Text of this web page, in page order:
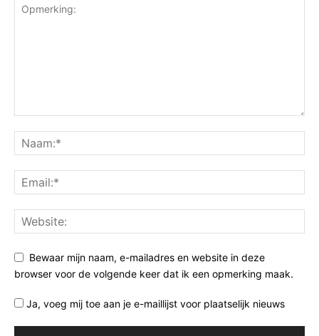
Bewaar mijn naam, e-mailadres en website in deze
browser voor de volgende keer dat ik een opmerking maak.
Ja, voeg mij toe aan je e-maillijst voor plaatselijk nieuws